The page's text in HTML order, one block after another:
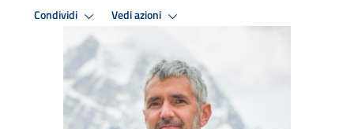
Condividi Vedi azioni